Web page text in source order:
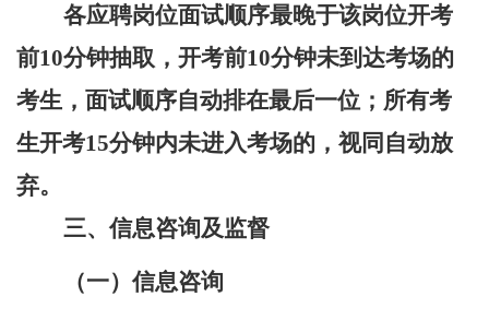
各应聘岗位面试顺序最晚于该岗位开考
前10分钟抽取，开考前10分钟未到达考场的
考生，面试顺序自动排在最后一位；所有考
生开考15分钟内未进入考场的，视同自动放
弃。
三、信息咨询及监督
（一）信息咨询